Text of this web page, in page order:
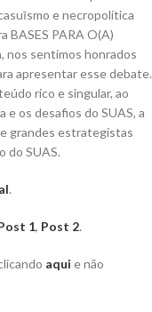
e necropolítica
BASES PARA O(A)
nos sentimos honrados
apresentar esse debate.
rico e singular, ao
e os desafios do SUAS, a
grandes estrategistas
do SUAS.
.
1, Post 2.
aqui e não